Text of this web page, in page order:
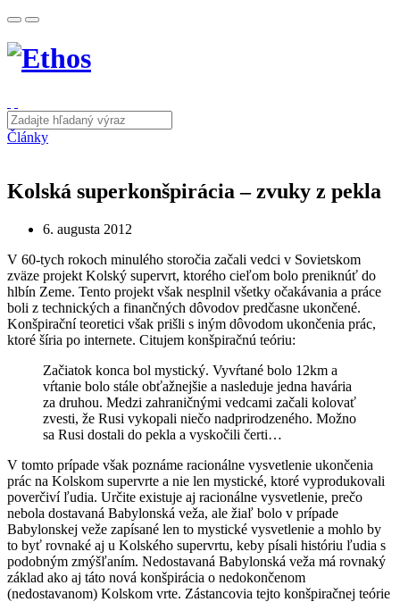
Články
Kolská superkonšpirácia – zvuky z pekla
6. augusta 2012
V 60-tych rokoch minulého storočia začali vedci v Sovietskom
zväze projekt Kolský supervrt, ktorého cieľom bolo preniknúť do
hlbín Zeme. Tento projekt však nesplnil všetky očakávania a práce
boli z technických a finančných dôvodov predčasne ukončené.
Konšpirační teoretici však prišli s iným dôvodom ukončenia prác,
ktoré šíria po internete. Citujem konšpiračnú teóriu:
Začiatok konca bol mystický. Vyvŕtané bolo 12km a
vŕtanie bolo stále obťažnejšie a nasleduje jedna havária
za druhou. Medzi zahraničnými vedcami začali kolovať
zvesti, že Rusi vykopali niečo nadprirodzeného. Možno
sa Rusi dostali do pekla a vyskočili čerti…
V tomto prípade však poznáme racionálne vysvetlenie ukončenia
prác na Kolskom supervrte a nie len mystické, ktoré vyprodukovali
poverčiví ľudia. Určite existuje aj racionálne vysvetlenie, prečo
nebola dostavaná Babylonská veža, ale žiaľ bolo v prípade
Babylonskej veže zapísané len to mystické vysvetlenie a mohlo by
to byť rovnaké aj u Kolského supervrtu, keby písali históriu ľudia s
podobným zmýšľaním. Nedostavaná Babylonská veža má rovnaký
základ ako aj táto nová konšpirácia o nedokončenom
(nedostavanom) Kolskom vrte. Zástancovia tejto konšpiračnej teórie